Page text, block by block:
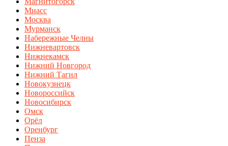
Миасс
Москва
Мурманск
Набережные Челны
Нижневартовск
Нижнекамск
Нижний Новгород
Нижний Тагил
Новокузнецк
Новороссийск
Новосибирск
Омск
Орёл
Оренбург
Пенза